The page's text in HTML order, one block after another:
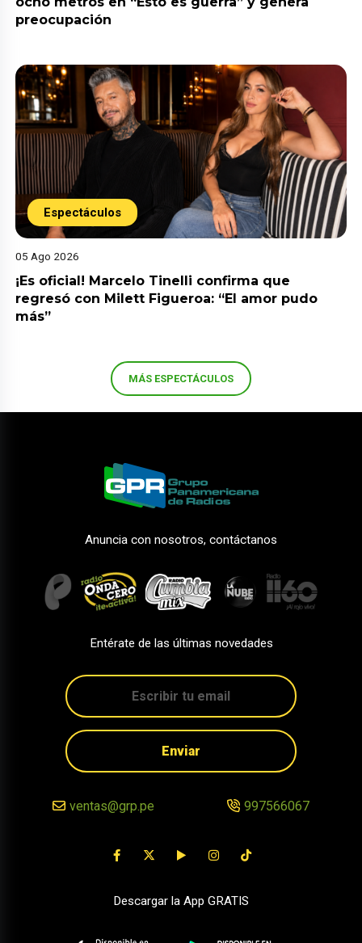
preocupación
Espectáculos
05 Ago 2026
¡Es oficial! Marcelo Tinelli confirma que
regresó con Milett Figueroa: “El amor pudo
más”
MÁS ESPECTÁCULOS
Anuncia con nosotros, contáctanos
Entérate de las últimas novedades
Enviar
ventas@grp.pe 997566067
Descargar la App GRATIS